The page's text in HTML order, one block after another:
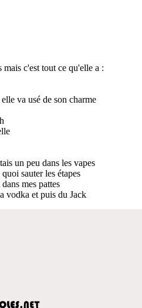
c'est tout ce qu'elle a :
va usé de son charme
un peu dans les vapes
sauter les étapes
mes pattes
vodka et puis du Jack